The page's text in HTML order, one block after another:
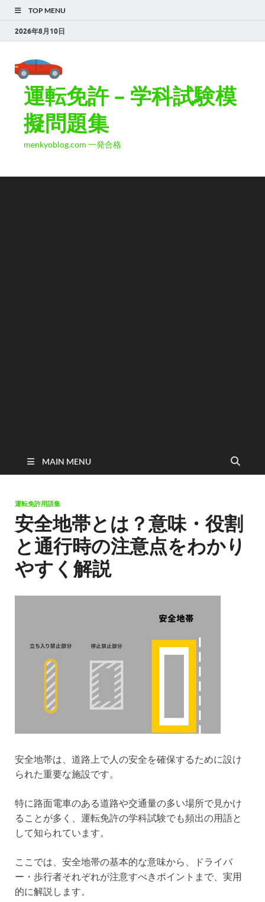
TOP MENU
2026年8月10日
運転免許 – 学科試験模
擬問題集
menkyoblog.com 一発合格
MAIN MENU
運転免許用語集
安全地帯とは？意味・役割
と通行時の注意点をわかり
やすく解説
安全地帯は、道路上で人の安全を確保するために設け
られた重要な施設です。
特に路面電車のある道路や交通量の多い場所で見かけ
ることが多く、運転免許の学科試験でも頻出の用語と
して知られています。
ここでは、安全地帯の基本的な意味から、ドライバ
ー・歩行者それぞれが注意すべきポイントまで、実用
的に解説します。